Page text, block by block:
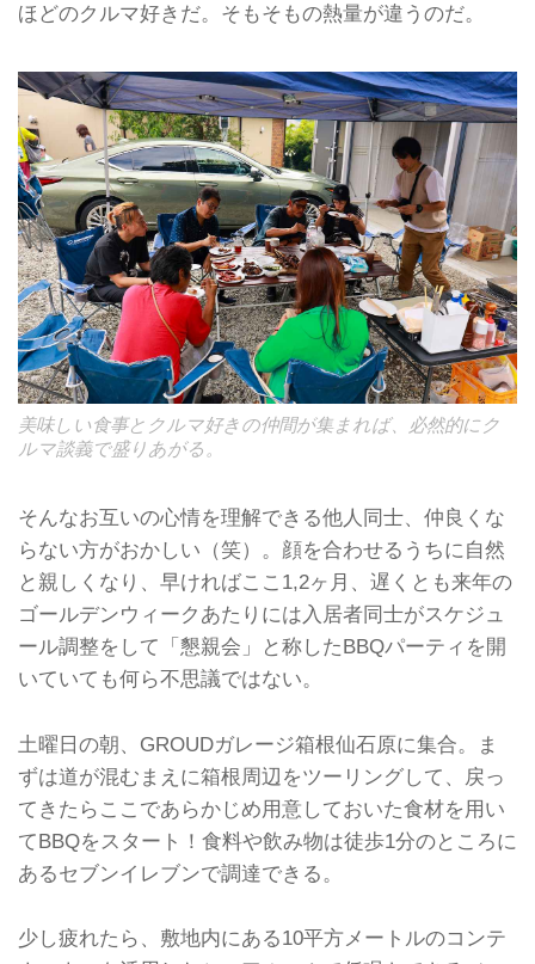
ほどのクルマ好きだ。そもそもの熱量が違うのだ。
美味しい食事とクルマ好きの仲間が集まれば、必然的にク
ルマ談義で盛りあがる。
そんなお互いの心情を理解できる他人同士、仲良くな
らない方がおかしい（笑）。顔を合わせるうちに自然
と親しくなり、早ければここ1,2ヶ月、遅くとも来年の
ゴールデンウィークあたりには入居者同士がスケジュ
ール調整をして「懇親会」と称したBBQパーティを開
いていても何ら不思議ではない。
土曜日の朝、GROUDガレージ箱根仙石原に集合。ま
ずは道が混むまえに箱根周辺をツーリングして、戻っ
てきたらここであらかじめ用意しておいた食材を用い
てBBQをスタート！食料や飲み物は徒歩1分のところに
あるセブンイレブンで調達できる。
少し疲れたら、敷地内にある10平方メートルのコンテ